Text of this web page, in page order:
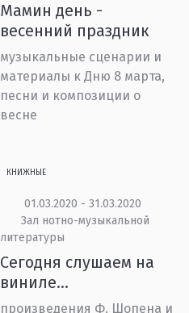
Мамин день -
весенний праздник
музыкальные сценарии и
материалы к Дню 8 марта,
песни и композиции о
весне
КНИЖНЫЕ
01.03.2020 - 31.03.2020
Зал нотно-музыкальной
литературы
Сегодня слушаем на
виниле…
произведения Ф. Шопена и